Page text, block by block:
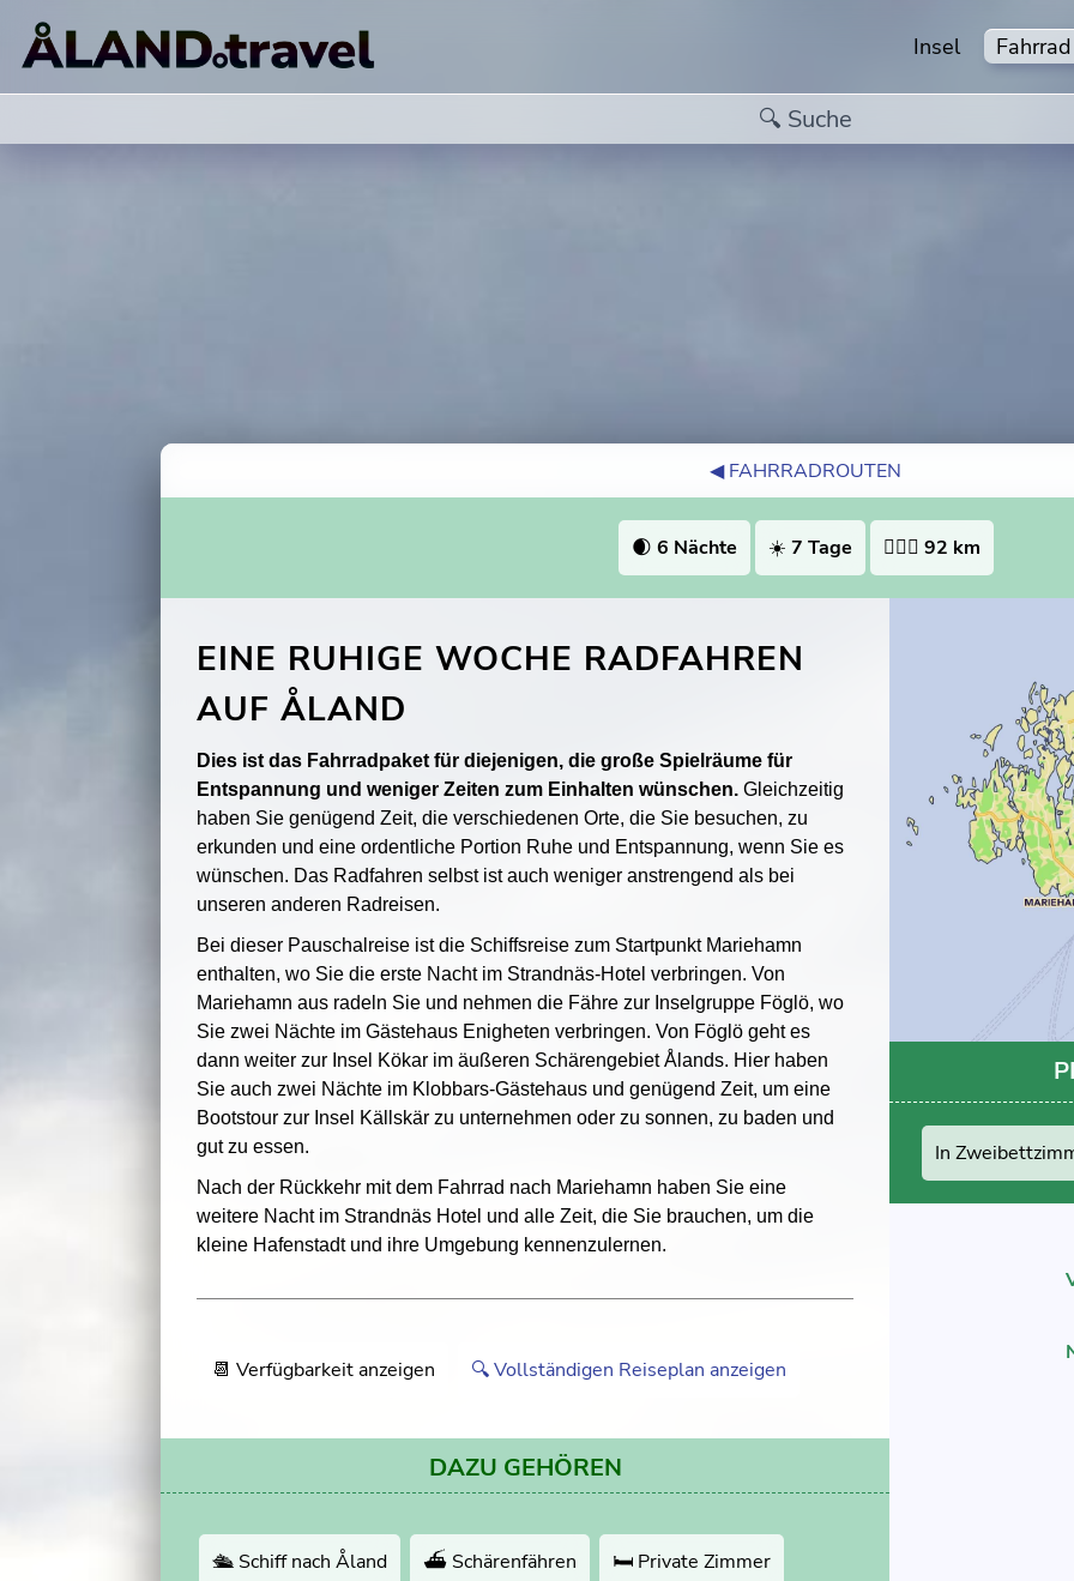
Insel Fahrrad
◀︎ FAHRRADROUTEN
🌒 6 Nächte ☀️ 7 Tage 🚴🏻‍♀️ 92 km
EINE RUHIGE WOCHE RADFAHREN
AUF ÅLAND
Dies ist das Fahrradpaket für diejenigen, die große Spielräume für
Entspannung und weniger Zeiten zum Einhalten wünschen. Gleichzeitig
haben Sie genügend Zeit, die verschiedenen Orte, die Sie besuchen, zu
erkunden und eine ordentliche Portion Ruhe und Entspannung, wenn Sie es
wünschen. Das Radfahren selbst ist auch weniger anstrengend als bei
unseren anderen Radreisen.
Bei dieser Pauschalreise ist die Schiffsreise zum Startpunkt Mariehamn
enthalten, wo Sie die erste Nacht im Strandnäs-Hotel verbringen. Von
Mariehamn aus radeln Sie und nehmen die Fähre zur Inselgruppe Föglö, wo
Sie zwei Nächte im Gästehaus Enigheten verbringen. Von Föglö geht es
dann weiter zur Insel Kökar im äußeren Schärengebiet Ålands. Hier haben
Sie auch zwei Nächte im Klobbars-Gästehaus und genügend Zeit, um eine
Bootstour zur Insel Källskär zu unternehmen oder zu sonnen, zu baden und
gut zu essen.
Nach der Rückkehr mit dem Fahrrad nach Mariehamn haben Sie eine
weitere Nacht im Strandnäs Hotel und alle Zeit, die Sie brauchen, um die
kleine Hafenstadt und ihre Umgebung kennenzulernen.
📆 Verfügbarkeit anzeigen 🔍 Vollständigen Reiseplan anzeigen
DAZU GEHÖREN
🛳 Schiff nach Åland ⛴️ Schärenfähren 🛏 Private Zimmer
In